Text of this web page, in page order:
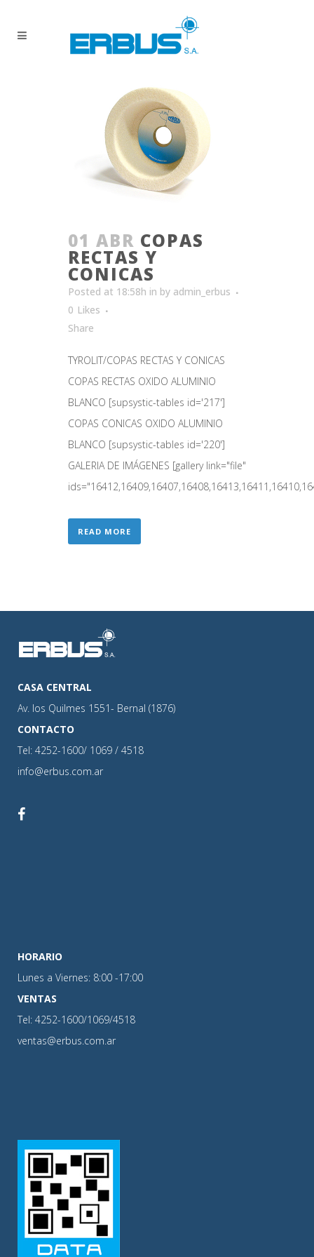
01 ABR COPAS
RECTAS Y
CONICAS
Posted at 18:58h in by admin_erbus
0 Likes
Share
TYROLIT/COPAS RECTAS Y CONICAS
COPAS RECTAS OXIDO ALUMINIO
BLANCO [supsystic-tables id='217']
COPAS CONICAS OXIDO ALUMINIO
BLANCO [supsystic-tables id='220']
GALERIA DE IMÁGENES [gallery link="file"
READ MORE
CASA CENTRAL
Av. los Quilmes 1551- Bernal (1876)
CONTACTO
Tel: 4252-1600/ 1069 / 4518
info@erbus.com.ar
HORARIO
Lunes a Viernes: 8:00 -17:00
VENTAS
Tel: 4252-1600/1069/4518
ventas@erbus.com.ar